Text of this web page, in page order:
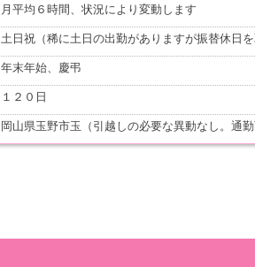
月平均６時間、状況により変動します
土日祝（稀に土日の出勤がありますが振替休日
年末年始、慶弔
１２０日
岡山県玉野市玉（引越しの必要な異動なし。通